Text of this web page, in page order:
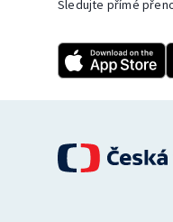
Sledujte přímé